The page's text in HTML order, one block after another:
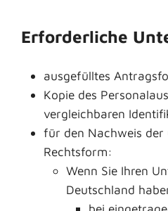
Erforderliche
ausgefülltes
Kopie des
vergleichbaren
für den Nachweis der
Rechtsform:
Wenn Sie Ihren
Deutschland